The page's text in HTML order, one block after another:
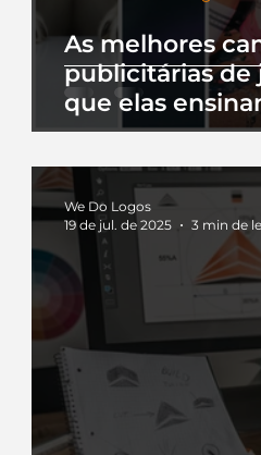
As melhores
publicitárias de
que elas
We Do Logos
19 de jul. de 2025
3 min de